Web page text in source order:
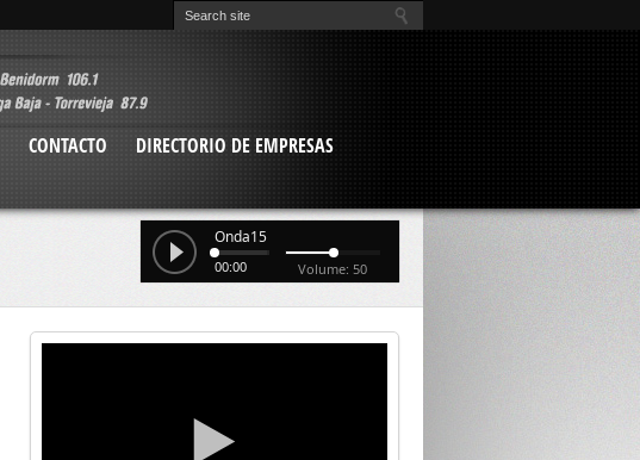
CONTACTO
DIRECTORIO DE EMPRESAS
Onda15
00:00 Volume: 50